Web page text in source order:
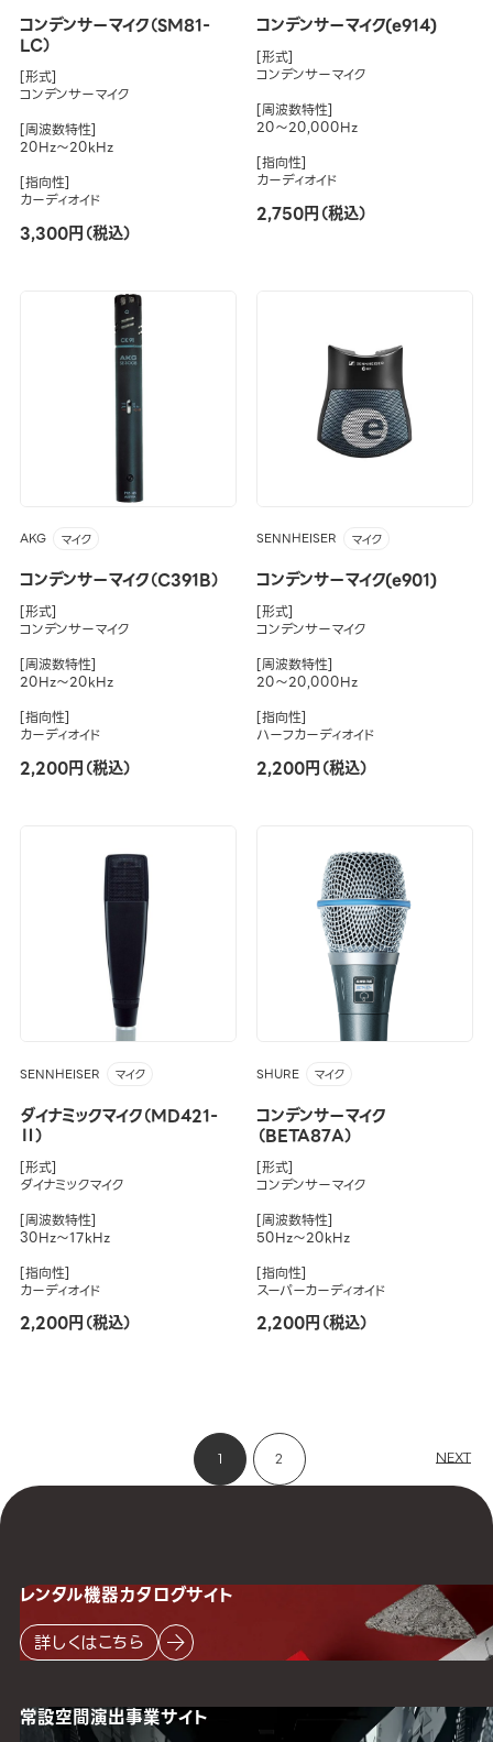
コンデンサーマイク（SM81-
LC）
[形式]
コンデンサーマイク
[周波数特性]
20Hz～20kHz
[指向性]
カーディオイド
3,300円（税込）
コンデンサーマイク(e914)
[形式]
コンデンサーマイク
[周波数特性]
20～20,000Hz
[指向性]
カーディオイド
2,750円（税込）
AKG マイク
コンデンサーマイク（C391B）
[形式]
コンデンサーマイク
[周波数特性]
20Hz～20kHz
[指向性]
カーディオイド
2,200円（税込）
SENNHEISER マイク
コンデンサーマイク(e901)
[形式]
コンデンサーマイク
[周波数特性]
20～20,000Hz
[指向性]
ハーフカーディオイド
2,200円（税込）
SENNHEISER マイク
ダイナミックマイク（MD421-
Ⅱ）
[形式]
ダイナミックマイク
[周波数特性]
30Hz～17kHz
[指向性]
カーディオイド
2,200円（税込）
SHURE マイク
コンデンサーマイク
（BETA87A）
[形式]
コンデンサーマイク
[周波数特性]
50Hz～20kHz
[指向性]
スーパーカーディオイド
2,200円（税込）
1 2 NEXT
レンタル機器カタログサイト
詳しくはこちら
常設空間演出事業サイト